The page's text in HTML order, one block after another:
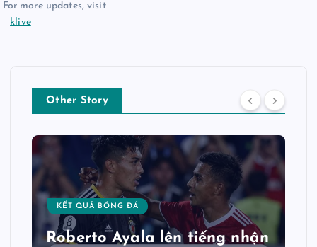
For more updates, visit
klive
Other Story
KẾT QUẢ BÓNG ĐÁ
Roberto Ayala lên tiếng nhận